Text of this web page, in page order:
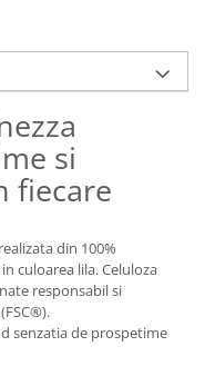
si
fiecare
din 100%
culoarea lila. Celuloza
responsabil si
senzatia de prospetime